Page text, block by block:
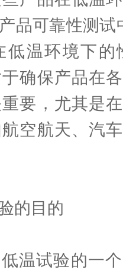
品可靠性测试
低温环境下
确保产品在
要，尤其是
空航天、汽
目的
试验的一个